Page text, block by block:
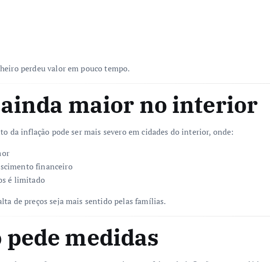
perdeu valor em pouco tempo.
maior no interior
da inflação pode ser mais severo em cidades do interior, onde:
financeiro
é limitado
de preços seja mais sentido pelas famílias.
medidas